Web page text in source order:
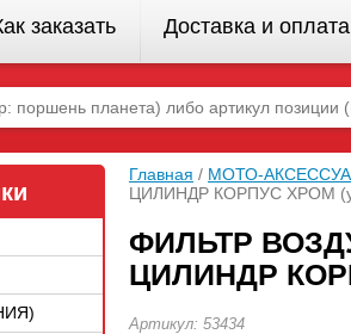
заказать Доставка и оплата
Главная / МОТО-
ЦИЛИНДР КОРПУС ХРОМ
ФИЛЬТР
ЦИЛИНДР
Артикул: 53434